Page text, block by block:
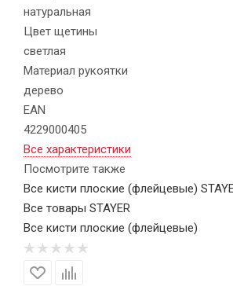
натуральная
Цвет щетины
светлая
Материал рукоятки
дерево
EAN
4229000405
Все характеристики
Посмотрите также
Все кисти плоские (флейцевые)
Все товары STAYER
Все кисти плоские (флейцевые)